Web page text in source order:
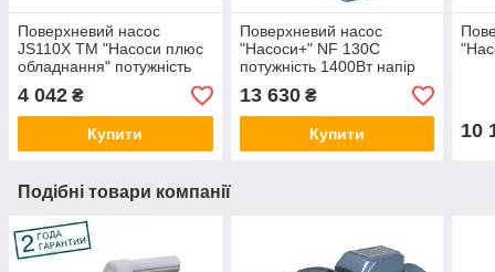
Поверхневий насос
JS110X ТМ "Насоси плюс
обладнання" потужність
950Вт максимальний
напір 48м: 3.20 м3/год:
4 042 ₴
Купити
Поверхневий насос
"Насоси+" NF 130С
потужність 1400Вт напір
11,7 м. об'ємна подача 35
м3/год.
13 630₴
Купити 10
Подібні товари компанії